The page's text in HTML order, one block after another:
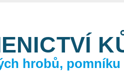
hrobů, pomníku